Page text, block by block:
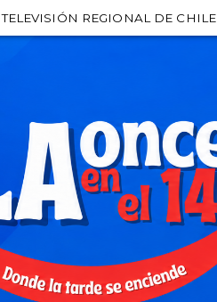
TELEVISIÓN REGIONAL DE CHILE